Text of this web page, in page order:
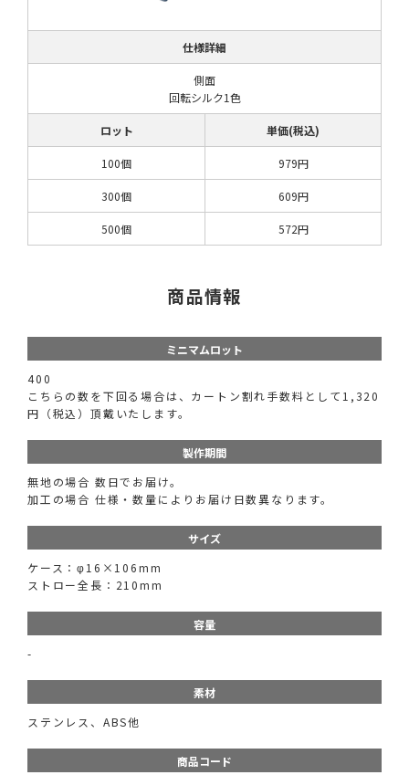
仕様詳細
側面
回転シルク1色
ロット 単価(税込)
100個 979円
300個 609円
500個 572円
商品情報
ミニマムロット
400
こちらの数を下回る場合は、カートン割れ手数料として1,320
円（税込）頂戴いたします。
製作期間
無地の場合 数日でお届け。
加工の場合 仕様・数量によりお届け日数異なります。
サイズ
ケース：φ16×106mm
ストロー全長：210mm
容量
-
素材
ステンレス、ABS他
商品コード